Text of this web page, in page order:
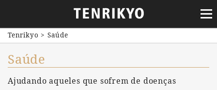
Tenrikyo > Saúde
Saúde
Ajudando aqueles que sofrem de doenças